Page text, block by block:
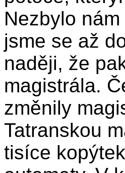
Nezbylo
jsme se až
naději, že
magistrála.
změnily
Tatranskou
tisíce